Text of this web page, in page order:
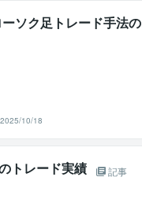
ソク足トレード手法の
2025/10/18
トレード実績
記事